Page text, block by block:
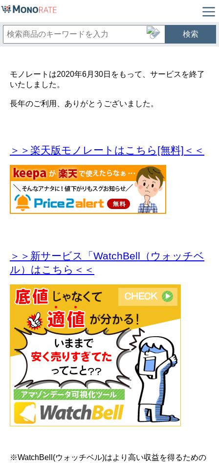
検索
モノレートは2020年6月30日をもって、サービスを終了
いたしました。
長年のご利用、ありがとうございました。
＞＞楽天版モノレートはこちら[無料]＜＜
＞＞新サービス「WatchBell（ウォッチベ
ル）はこちら＜＜
※WatchBell(ウォッチベル)はより高い収益を得るための